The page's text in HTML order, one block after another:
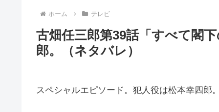
ホーム テレビ
古畑任三郎第39話「すべて閣
郎。（ネタバレ）
スペシャルエピソード。犯人役は松本幸四郎